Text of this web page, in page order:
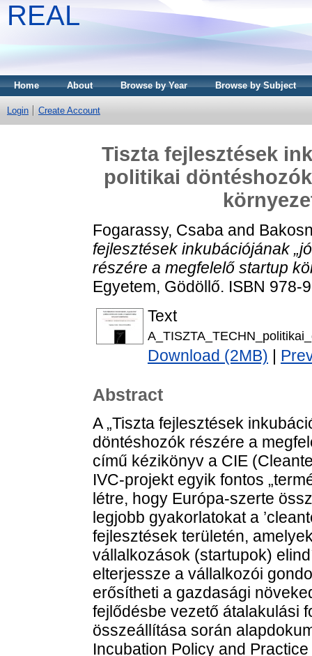
REAL
Home About Browse by Year Browse by Subject
Login Create Account
Tiszta fejlesztések
politikai
Fogarassy, Csaba and
fejlesztések inkubációjának
részére a megfelelő startup
Egyetem, Gödöllő. ISBN 978-
Text
Download (2MB)
Abstract
A „Tiszta fejlesztések
döntéshozók részére a
című kézikönyv a CIE
IVC-projekt egyik fontos
létre, hogy Európa-szerte
legjobb gyakorlatokat a
fejlesztések területén,
vállalkozások (startupok)
elterjessze a vállalkozói
erősítheti a gazdasági
fejlődésbe vezető átalakulási
összeállítása során
Incubation Policy and